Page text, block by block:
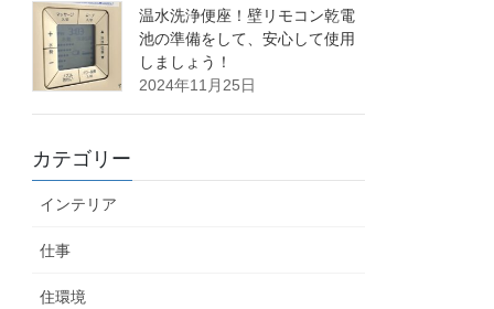
温水洗浄便座！壁リモコン乾電
池の準備をして、安心して使用
しましょう！
2024年11月25日
カテゴリー
インテリア
仕事
住環境